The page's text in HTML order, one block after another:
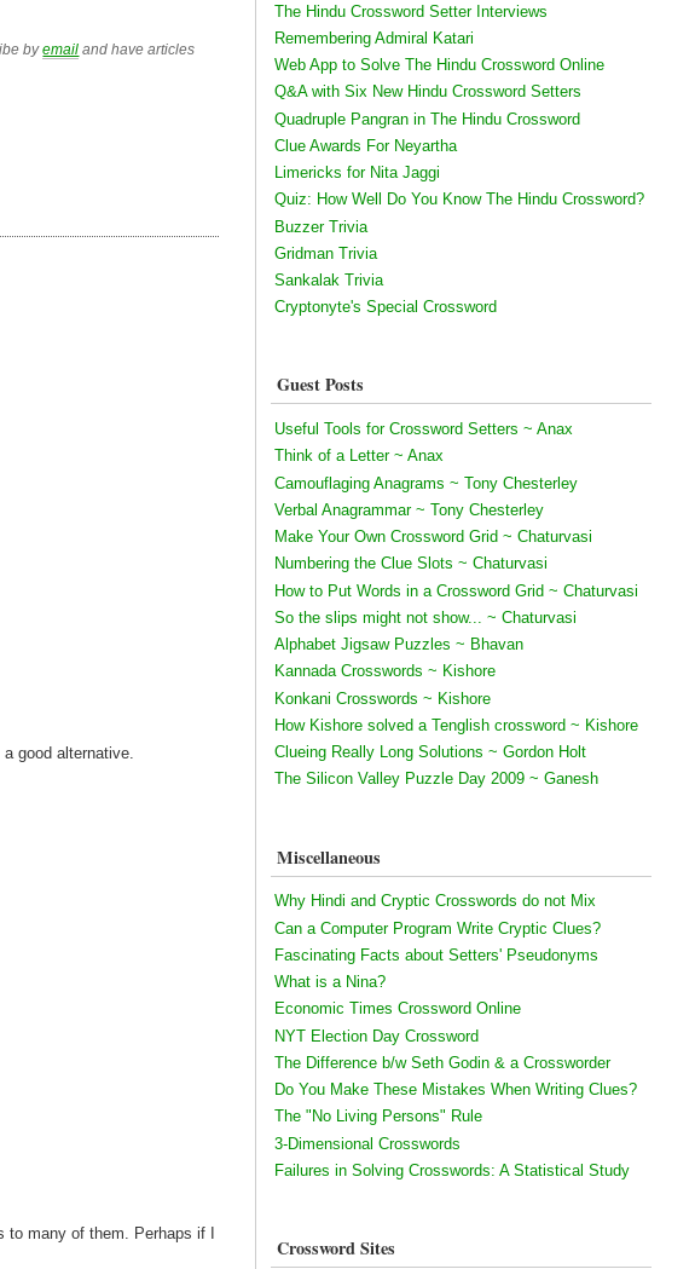
byemail and have articles
a good alternative.
many of them. Perhaps if I
The Hindu Crossword Setter Interviews
Remembering Admiral Katari
Web App to Solve The Hindu Crossword Online
Q&A with Six New Hindu Crossword Setters
Quadruple Pangran in The Hindu Crossword
Clue Awards For Neyartha
Limericks for Nita Jaggi
Quiz: How Well Do You Know The Hindu Crossword?
Buzzer Trivia
Gridman Trivia
Sankalak Trivia
Cryptonyte's Special Crossword
Guest Posts
Useful Tools for Crossword Setters ~ Anax
Think of a Letter ~ Anax
Camouflaging Anagrams ~ Tony Chesterley
Verbal Anagrammar ~ Tony Chesterley
Make Your Own Crossword Grid ~ Chaturvasi
Numbering the Clue Slots ~ Chaturvasi
How to Put Words in a Crossword Grid ~ Chaturvasi
So the slips might not show... ~ Chaturvasi
Alphabet Jigsaw Puzzles ~ Bhavan
Kannada Crosswords ~ Kishore
Konkani Crosswords ~ Kishore
How Kishore solved a Tenglish crossword ~ Kishore
Clueing Really Long Solutions ~ Gordon Holt
The Silicon Valley Puzzle Day 2009 ~ Ganesh
Miscellaneous
Why Hindi and Cryptic Crosswords do not Mix
Can a Computer Program Write Cryptic Clues?
Fascinating Facts about Setters' Pseudonyms
What is a Nina?
Economic Times Crossword Online
NYT Election Day Crossword
The Difference b/w Seth Godin & a Crossworder
Do You Make These Mistakes When Writing Clues?
The "No Living Persons" Rule
3-Dimensional Crosswords
Failures in Solving Crosswords: A Statistical Study
Crossword Sites